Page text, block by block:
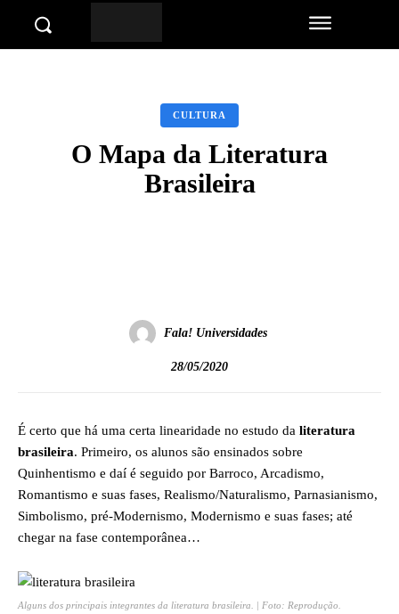
CULTURA
O Mapa da Literatura
Brasileira
Fala! Universidades
28/05/2020
É certo que há uma certa linearidade no estudo da literatura
brasileira. Primeiro, os alunos são ensinados sobre
Quinhentismo e daí é seguido por Barroco, Arcadismo,
Romantismo e suas fases, Realismo/Naturalismo, Parnasianismo,
Simbolismo, pré-Modernismo, Modernismo e suas fases; até
chegar na fase contemporânea…
Alguns dos principais integrantes da literatura brasileira. | Foto: Reprodução.